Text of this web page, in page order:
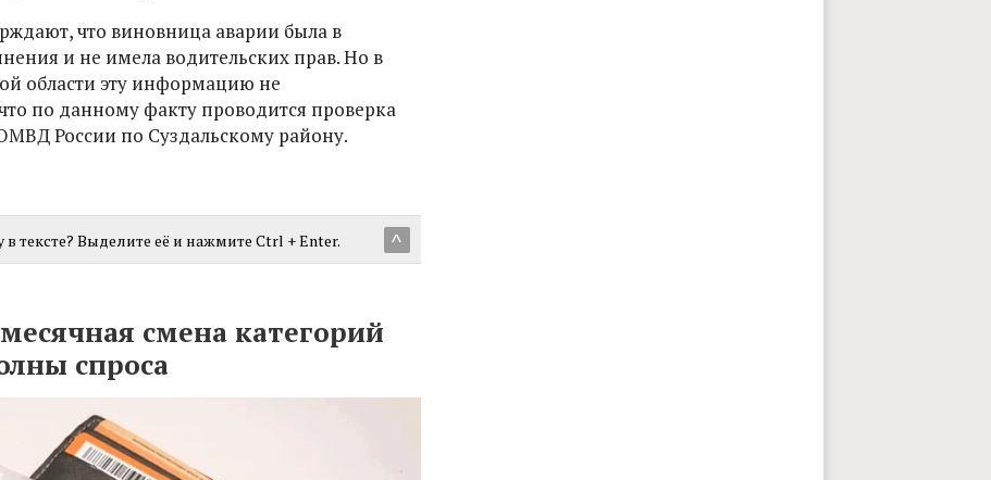
что виновница аварии была в
и не имела водительских прав. Но в
области эту информацию не
по данному факту проводится проверка
России по Суздальскому району.
^
тексте? Выделите её и нажмите Ctrl + Enter.
смена категорий
спроса